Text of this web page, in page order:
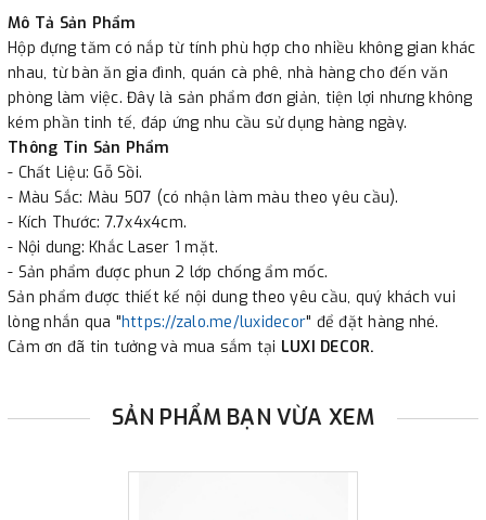
Mô Tả Sản Phẩm
Hộp đựng tăm có nắp từ tính phù hợp cho nhiều không gian khác
nhau, từ bàn ăn gia đình, quán cà phê, nhà hàng cho đến văn
phòng làm việc. Đây là sản phẩm đơn giản, tiện lợi nhưng không
kém phần tinh tế, đáp ứng nhu cầu sử dụng hàng ngày.
Thông Tin Sản Phẩm
- Chất Liệu: Gỗ Sồi.
- Màu Sắc: Màu 507 (có nhận làm màu theo yêu cầu).
- Kích Thước: 7.7x4x4cm.
- Nội dung: Khắc Laser 1 mặt.
- Sản phẩm được phun 2 lớp chống ẩm mốc.
Sản phẩm được thiết kế nội dung theo yêu cầu, quý khách vui
lòng nhắn qua "https://zalo.me/luxidecor" để đặt hàng nhé.
Cảm ơn đã tin tưởng và mua sắm tại LUXI DECOR.
SẢN PHẨM BẠN VỪA XEM